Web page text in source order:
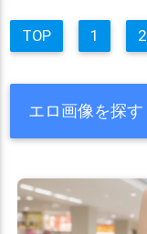
TOP 1 2
エロ画像を探す